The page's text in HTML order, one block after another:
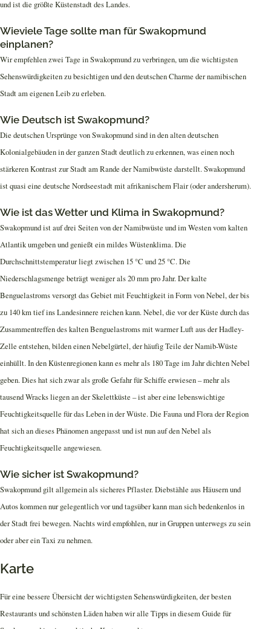
und ist die größte Küstenstadt des Landes.
Wieviele Tage sollte man für Swakopmund
einplanen?
Wir empfehlen zwei Tage in Swakopmund zu verbringen, um die wichtigsten
Sehenswürdigkeiten zu besichtigen und den deutschen Charme der namibischen
Stadt am eigenen Leib zu erleben.
Wie Deutsch ist Swakopmund?
Die deutschen Ursprünge von Swakopmund sind in den alten deutschen
Kolonialgebäuden in der ganzen Stadt deutlich zu erkennen, was einen noch
stärkeren Kontrast zur Stadt am Rande der Namibwüste darstellt. Swakopmund
ist quasi eine deutsche Nordseestadt mit afrikanischem Flair (oder andersherum).
Wie ist das Wetter und Klima in Swakopmund?
Swakopmund ist auf drei Seiten von der Namibwüste und im Westen vom kalten
Atlantik umgeben und genießt ein mildes Wüstenklima. Die
Durchschnittstemperatur liegt zwischen 15 °C und 25 °C. Die
Niederschlagsmenge beträgt weniger als 20 mm pro Jahr. Der kalte
Benguelastroms versorgt das Gebiet mit Feuchtigkeit in Form von Nebel, der bis
zu 140 km tief ins Landesinnere reichen kann. Nebel, die vor der Küste durch das
Zusammentreffen des kalten Benguelastroms mit warmer Luft aus der Hadley-
Zelle entstehen, bilden einen Nebelgürtel, der häufig Teile der Namib-Wüste
einhüllt. In den Küstenregionen kann es mehr als 180 Tage im Jahr dichten Nebel
geben. Dies hat sich zwar als große Gefahr für Schiffe erwiesen – mehr als
tausend Wracks liegen an der Skelettküste – ist aber eine lebenswichtige
Feuchtigkeitsquelle für das Leben in der Wüste. Die Fauna und Flora der Region
hat sich an dieses Phänomen angepasst und ist nun auf den Nebel als
Feuchtigkeitsquelle angewiesen.
Wie sicher ist Swakopmund?
Swakopmund gilt allgemein als sicheres Pflaster. Diebstähle aus Häusern und
Autos kommen nur gelegentlich vor und tagsüber kann man sich bedenkenlos in
der Stadt frei bewegen. Nachts wird empfohlen, nur in Gruppen unterwegs zu sein
oder aber ein Taxi zu nehmen.
Karte
Für eine bessere Übersicht der wichtigsten Sehenswürdigkeiten, der besten
Restaurants und schönsten Läden haben wir alle Tipps in diesem Guide für